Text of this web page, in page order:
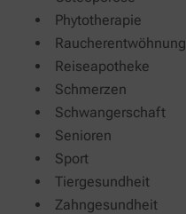
Phytotherapie
Raucherentwöhnung
Reiseapotheke
Schmerzen
Schwangerschaft
Senioren
Sport
Tiergesundheit
Zahngesundheit